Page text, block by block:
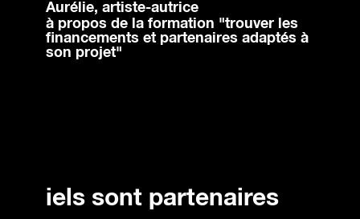
Aurélie, artiste-autrice
à propos de la formation "trouver les
financements et partenaires adaptés à
son projet"
iels sont partenaires